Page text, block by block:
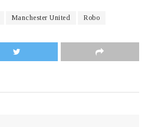
Manchester United Robo